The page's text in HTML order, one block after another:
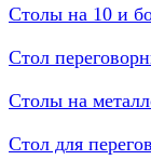
Столы на 10 и
Стол
Столы на
Стол для